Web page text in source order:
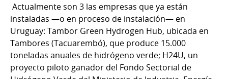
Actualmente son 3 las empresas que ya están
instaladas —o en proceso de instalación— en
Uruguay: Tambor Green Hydrogen Hub, ubicada en
Tambores (Tacuarembó), que produce 15.000
toneladas anuales de hidrógeno verde; H24U, un
proyecto piloto ganador del Fondo Sectorial de